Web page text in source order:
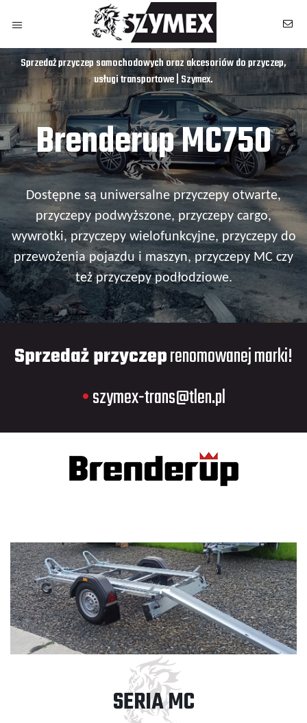
Sprzedaż przyczep samochodowych oraz akcesoriów do przyczep,
usługi transportowe | Szymex.
Brenderup MC750
Dostępne są uniwersalne przyczepy otwarte,
przyczepy podwyższone, przyczepy cargo,
wywrotki, przyczepy wielofunkcyjne, przyczepy do
przewożenia pojazdu i maszyn, przyczepy MC czy
też przyczepy podłodziowe.
Sprzedaż przyczeprenomowanej marki!
•szymex-trans@tlen.pl
SERIA MC